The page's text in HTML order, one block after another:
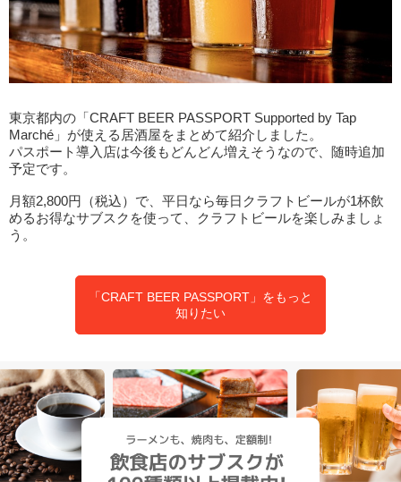
東京都内の「CRAFT BEER PASSPORT Supported by Tap
Marché」が使える居酒屋をまとめて紹介しました。
パスポート導入店は今後もどんどん増えそうなので、随時追加
予定です。
月額2,800円（税込）で、平日なら毎日クラフトビールが1杯飲
めるお得なサブスクを使って、クラフトビールを楽しみましょ
う。
「CRAFT BEER PASSPORT」をもっと
知りたい